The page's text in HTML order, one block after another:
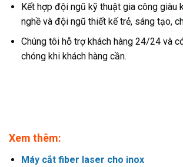
Kết hợp đội ngũ kỹ thuật gia công giàu
nghề và đội ngũ thiết kế trẻ, sáng tạo,
Chúng tôi hỗ trợ khách hàng 24/24 và
chóng khi khách hàng cần.
Xem thêm:
Máy cắt fiber laser cho inox